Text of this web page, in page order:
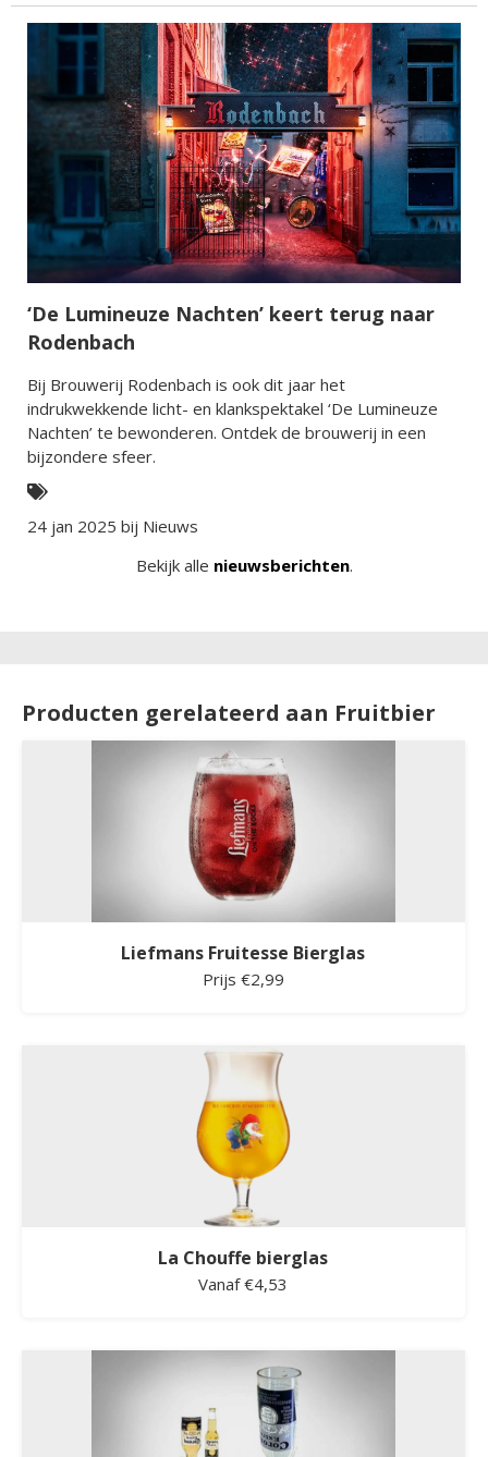
‘De Lumineuze Nachten’ keert terug naar
Rodenbach
Bij Brouwerij Rodenbach is ook dit jaar het
indrukwekkende licht- en klankspektakel ‘De Lumineuze
Nachten’ te bewonderen. Ontdek de brouwerij in een
bijzondere sfeer.
24 jan 2025 bij Nieuws
Bekijk alle nieuwsberichten.
Producten gerelateerd aan Fruitbier
Liefmans Fruitesse Bierglas
Prijs €2,99
La Chouffe bierglas
Vanaf €4,53